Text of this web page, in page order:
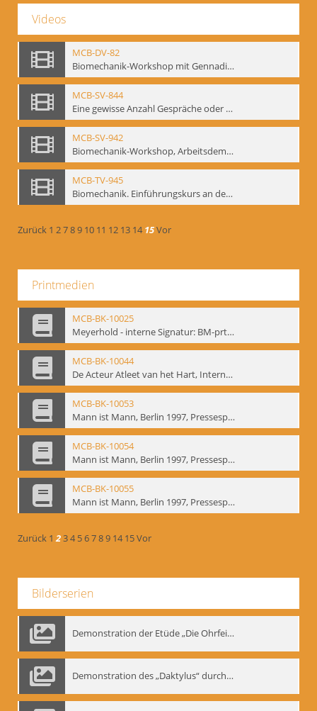
Videos
MCB-DV-82
Biomechanik-Workshop mit Gennadij Bogdanow, Berlin, 1997
MCB-SV-844
Eine gewisse Anzahl Gespräche oder das völlig unbearbeitete Stundenbuch, Berlin 1995.
MCB-SV-942
Biomechanik-Workshop, Arbeitsdemonstration in der Staatsoper unter den Linden 2002
MCB-TV-945
Biomechanik. Einführungskurs an der HfS "Ernst Busch" 1995 (Vorarbeiten zu den Inszenierungen von T. Ostermeier u. Chr. v. Treskow). Teil 2
Zurück 1 2789 10 11 12 13 14 15Vor
Printmedien
MCB-BK-10025
Meyerhold - interne Signatur: BM-prt-233
MCB-BK-10044
De Acteur Atleet van het Hart, Internationale Konferenz, Gent, 17.11.2004 - interne Signatur: BM-prt-253
MCB-BK-10053
Mann ist Mann, Berlin 1997, Pressespiegel - interne Signatur: BM-prt-262-1
MCB-BK-10054
Mann ist Mann, Berlin 1997, Pressespiegel - interne Signatur: BM-prt-262-2
MCB-BK-10055
Mann ist Mann, Berlin 1997, Pressespiegel - interne Signatur: BM-prt-262-3
Zurück 1 234 56789 14 15Vor
Bilderserien
Demonstration der Etüde „Die Ohrfeige“
Demonstration des „Daktylus“ durch Gennadij Nikolajewitsch Bogdanow, Berlin 1991